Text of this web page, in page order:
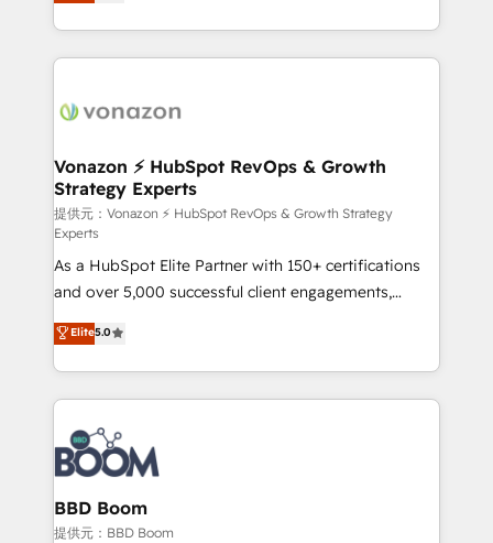
auprès de vos comptes existants. En France et à
l'international, nous travaillons avec des ETI
delà d’une simple transformation digitale et des
➤ L’intégration de CRM et de méthodologie RevOps
pour aligner les équipes marketing, commerciales et
support client (data migration, synchronisation API,
audit et maintenance) ➤ La création de sites internet
de conversion qui transforment les visiteurs en
opportunités d'affaires ➤ La mise en place de
stratégies d'acquisition marketing (SEO, SEA,
inbound, automatisation marketing, ABM, IA,
emailing) Informations clés : - 10 ans d'expérience -
100+ intégrations CRM HubSpot réussies - 40
experts conseil - 150 certifications HubSpot
cumulées
Vonazon ⚡ HubSpot RevOps & Growth
Strategy Experts
提供元：Vonazon ⚡ HubSpot RevOps & Growth Strategy
Experts
As a HubSpot Elite Partner with 150+ certifications
and over 5,000 successful client engagements,
Vonazon turns marketing complexity into
measurable, scalable growth. From onboarding to
enterprise-grade campaigns, our in-house team
builds scalable strategies that drive long-term
revenue. ⚙️ HubSpot Integration & Optimization •
Seamless CRM, CMS, and automation setup •
Complex platform migrations and data cleanups •
Custom APIs and third-party integrations 📈 End-to-
End Revenue Acceleration • Lifecycle marketing and
Elite5.0
BBD Boom
提供元：BBD Boom